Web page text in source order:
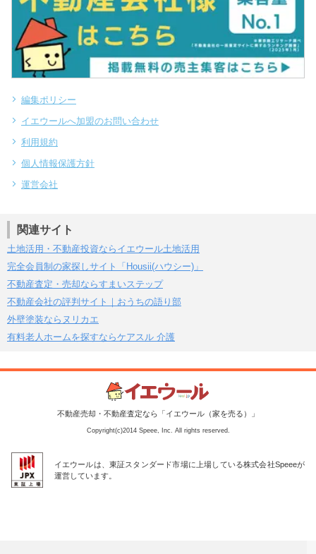
編集ポリシー
イエウールへ加盟のお問い合わせ
利用規約
個人情報保護方針
運営会社
関連サイト
土地活用・不動産投資ならイエウール土地活用
完全会員制の家探しサイト「Housii(ハウシー)」
不動産査定・売却ならすまいステップ
不動産会社の評判サイト｜おうちの語り部
外壁塗装ならヌリカエ
有料老人ホームを探すならケアスル 介護
不動産売却・不動産査定なら「イエウール（家を売る）」
Copyright(c)2014 Speee, Inc. All rights reserved.
イエウールは、東証スタンダード市場に上場している株式会社Speeeが
運営しています。